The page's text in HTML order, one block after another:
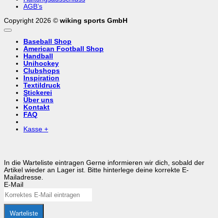
AGB’s
Copyright 2026 © wiking sports GmbH
Baseball Shop
American Football Shop
Handball
Unihockey
Clubshops
Inspiration
Textildruck
Stickerei
Über uns
Kontakt
FAQ
Kasse +
In die Warteliste eintragen Gerne informieren wir dich, sobald der
Artikel wieder an Lager ist. Bitte hinterlege deine korrekte E-
Mailadresse.
E-Mail
Warteliste